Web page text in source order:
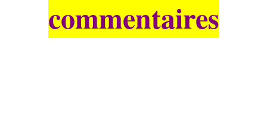
commentaires